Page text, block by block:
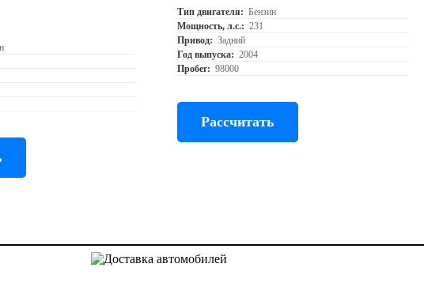
Тип двигателя: Бензин
Мощность, л.с.: 231
Привод: Задний
Год выпуска: 2004
Пробег: 98000
Рассчитать